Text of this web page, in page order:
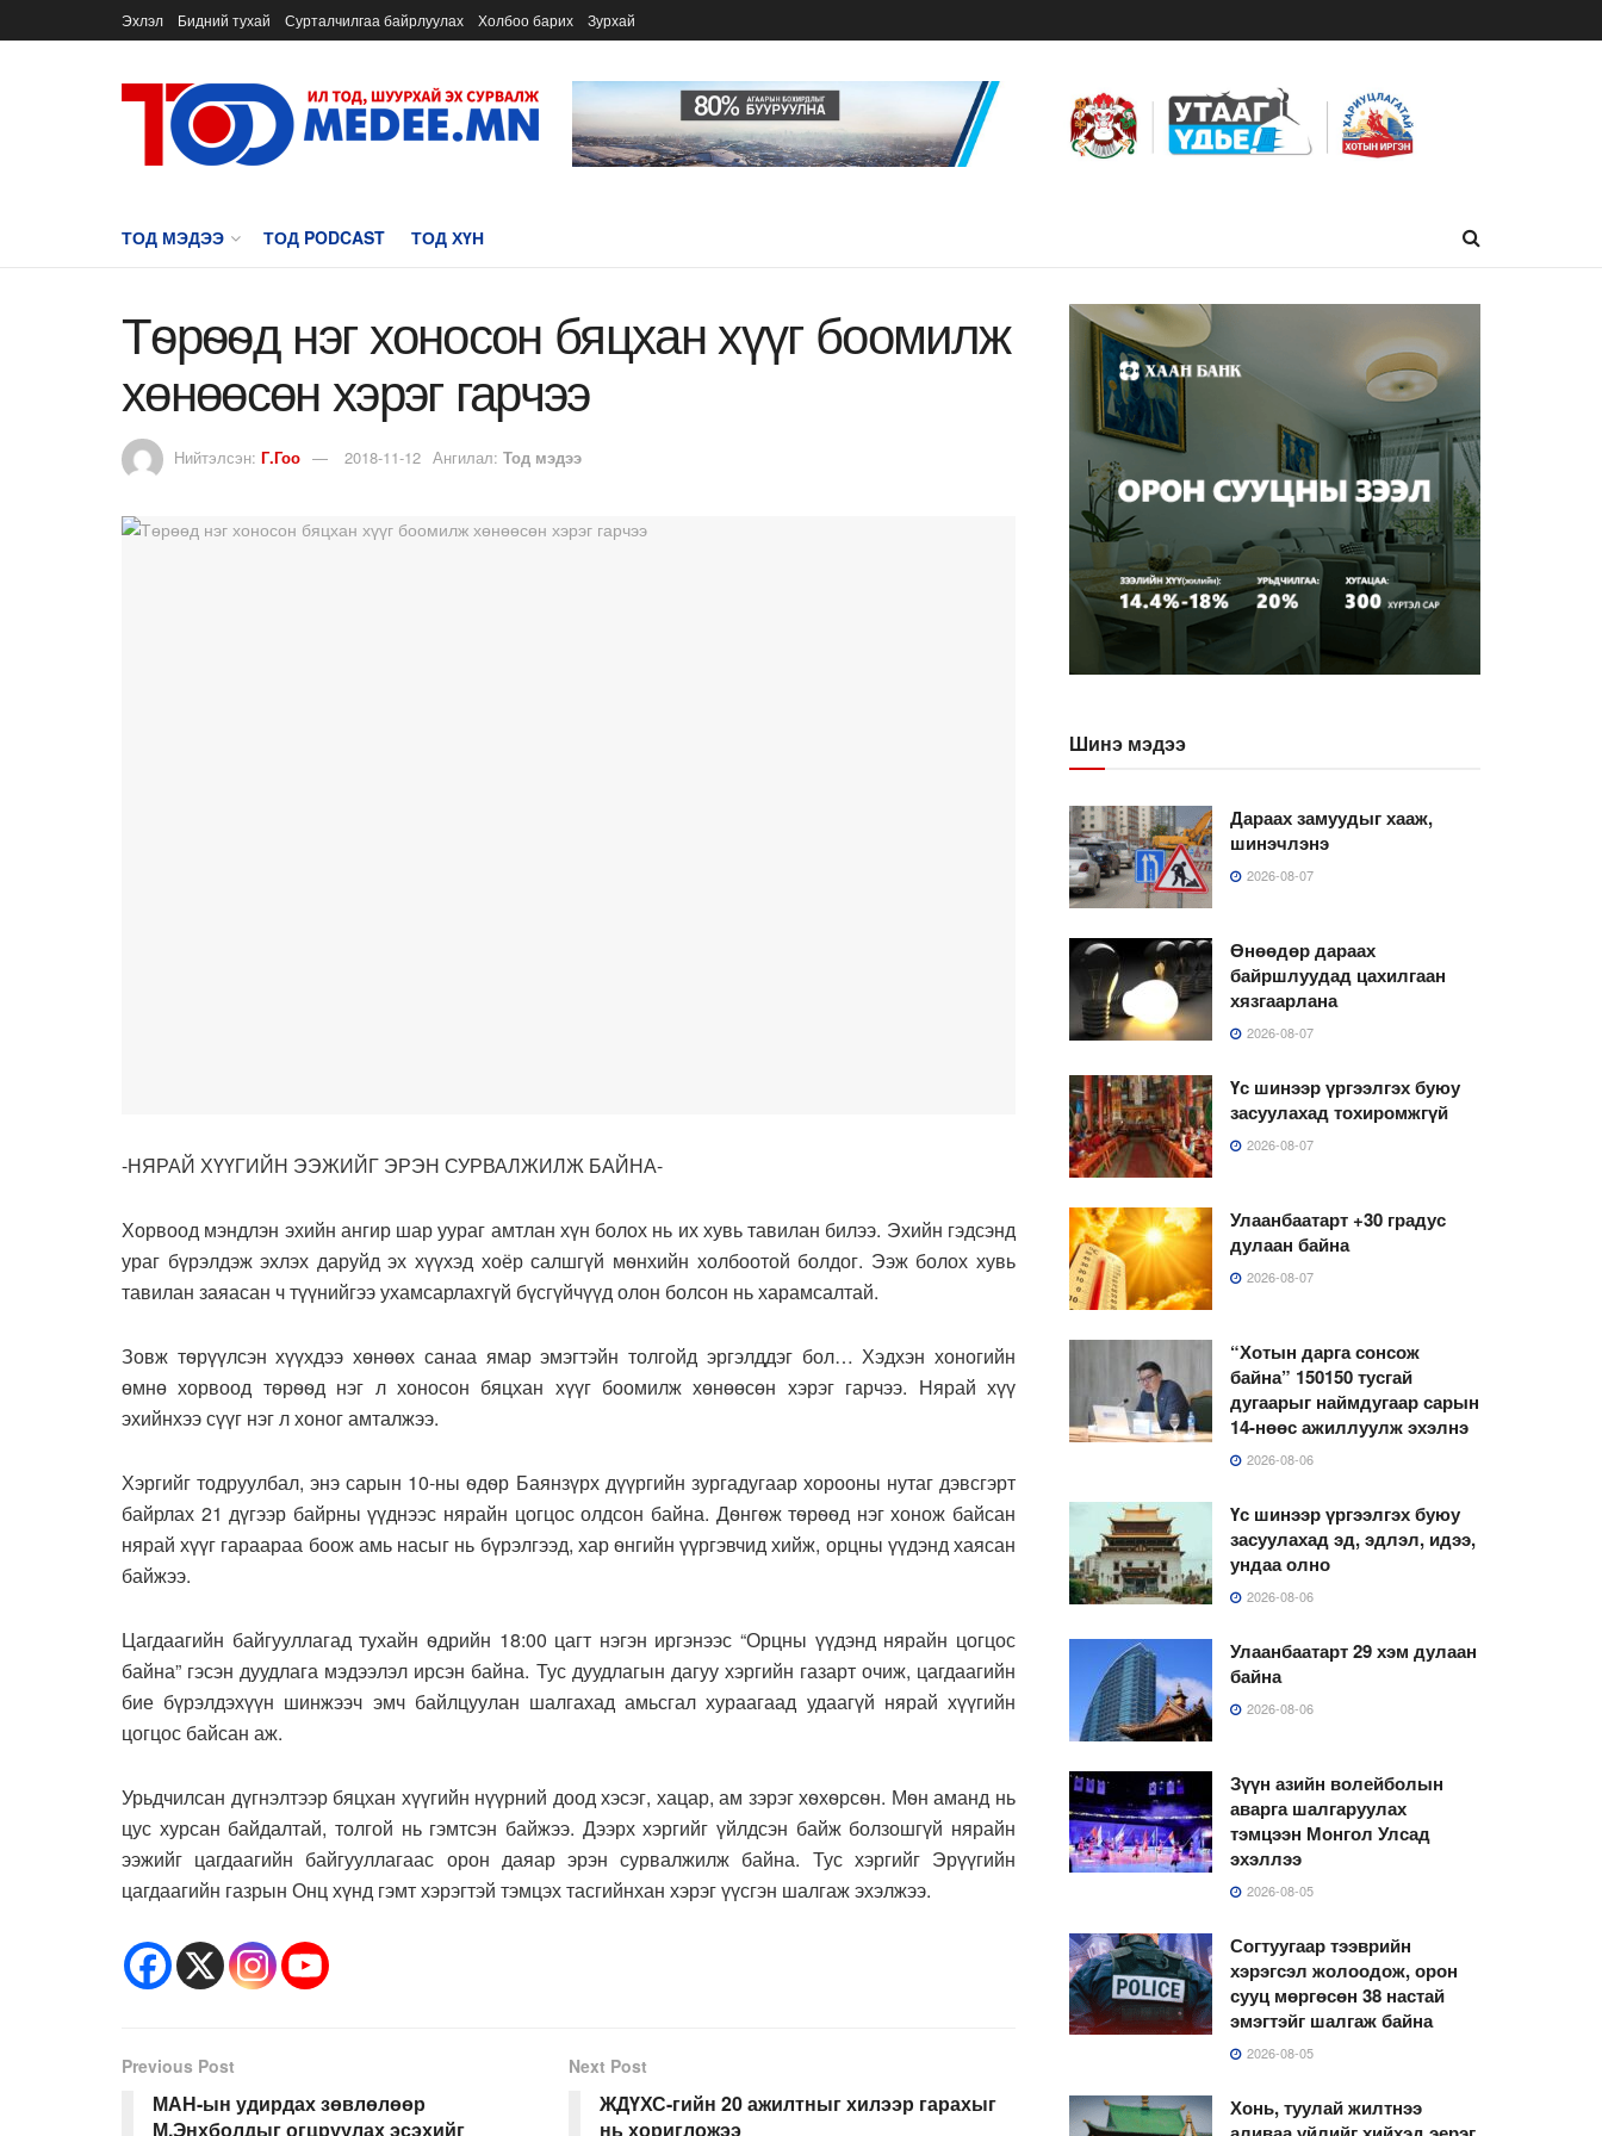
Эхлэл Бидний тухай Сурталчилгаа байрлуулах Холбоо барих Зурхай
ТОД МЭДЭЭ ТОД PODCAST ТОД ХҮН
Тѳрѳѳд нэг хоносон бяцхан хүүг боомилж
хөнөөсөн хэрэг гарчээ
Нийтэлсэн: Г.Гоо 2018-11-12 Ангилал: Тод мэдээ
-НЯРАЙ ХҮҮГИЙН ЭЭЖИЙГ ЭРЭН СУРВАЛЖИЛЖ БАЙНА-
Хорвоод мэндлэн эхийн ангир шар уураг амтлан хүн болох нь их хувь тавилан билээ. Эхийн гэдсэнд
ураг бүрэлдэж эхлэх даруйд эх хүүхэд хоёр салшгүй мѳнхийн холбоотой болдог. Ээж болох хувь
тавилан заяасан ч түүнийгээ ухамсарлахгүй бүсгүйчүүд олон болсон нь харамсалтай.
Зовж тѳрүүлсэн хүүхдээ хөнөөх санаа ямар эмэгтэйн толгойд эргэлддэг бол… Хэдхэн хоногийн
өмнө хорвоод тѳрѳѳд нэг л хоносон бяцхан хүүг боомилж хөнөөсөн хэрэг гарчээ. Нярай хүү
эхийнхээ сүүг нэг л хоног амталжээ.
Хэргийг тодруулбал, энэ сарын 10-ны ѳдѳр Баянзүрх дүүргийн зургадугаар хорооны нутаг дэвсгэрт
байрлах 21 дүгээр байрны үүднээс нярайн цогцос олдсон байна. Дѳнгѳж тѳрѳѳд нэг хонож байсан
нярай хүүг гараараа боож амь насыг нь бүрэлгээд, хар ѳнгийн үүргэвчид хийж, орцны үүдэнд хаясан
байжээ.
Цагдаагийн байгууллагад тухайн ѳдрийн 18:00 цагт нэгэн иргэнээс “Орцны үүдэнд нярайн цогцос
байна” гэсэн дуудлага мэдээлэл ирсэн байна. Тус дуудлагын дагуу хэргийн газарт очиж, цагдаагийн
бие бүрэлдэхүүн шинжээч эмч байлцуулан шалгахад амьсгал хураагаад удаагүй нярай хүүгийн
цогцос байсан аж.
Урьдчилсан дүгнэлтээр бяцхан хүүгийн нүүрний доод хэсэг, хацар, ам зэрэг хѳхѳрсѳн. Мѳн аманд нь
цус хурсан байдалтай, толгой нь гэмтсэн байжээ. Дээрх хэргийг үйлдсэн байж болзошгүй нярайн
ээжийг цагдаагийн байгууллагаас орон даяар эрэн сурвалжилж байна. Тус хэргийг Эрүүгийн
цагдаагийн газрын Онц хүнд гэмт хэрэгтэй тэмцэх тасгийнхан хэрэг үүсгэн шалгаж эхэлжээ.
Previous Post
МАН-ын удирдах зөвлөлөөр
М.Энхболдыг огцруулах эсэхийг
Next Post
ЖДҮХС-гийн 20 ажилтныг хилээр гарахыг
нь хоригложээ
Шинэ мэдээ
Дараах замуудыг хааж,
шинэчлэнэ
2026-08-07
Өнөөдөр дараах
байршлуудад цахилгаан
хязгаарлана
2026-08-07
Үс шинээр үргээлгэх буюу
засуулахад тохиромжгүй
2026-08-07
Улаанбаатарт +30 градус
дулаан байна
2026-08-07
“Хотын дарга сонсож
байна” 150150 тусгай
дугаарыг наймдугаар сарын
14-нөөс ажиллуулж эхэлнэ
2026-08-06
Үс шинээр үргээлгэх буюу
засуулахад эд, эдлэл, идээ,
ундаа олно
2026-08-06
Улаанбаатарт 29 хэм дулаан
байна
2026-08-06
Зүүн азийн волейболын
аварга шалгаруулах
тэмцээн Монгол Улсад
эхэллээ
2026-08-05
Согтуугаар тээврийн
хэрэгсэл жолоодож, орон
сууц мөргөсөн 38 настай
эмэгтэйг шалгаж байна
2026-08-05
Хонь, туулай жилтнээ